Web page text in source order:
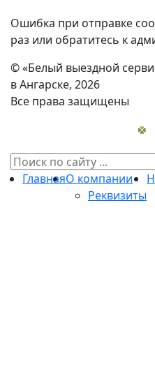
Ошибка при отправке
раз или обратитесь к
© «Белый выездной
в Ангарске, 2026
Все права защищены
ГлавнаяО компании
Реквизиты